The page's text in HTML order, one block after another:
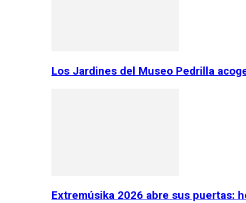
Los Jardines del Museo Pedrilla
Extremúsika 2026 abre sus puertas: